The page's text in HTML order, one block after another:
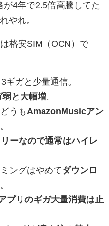
4年で2.5倍高騰してた
やれ。
格安SIM（OCN）で
ギガと少量通信。
弱と大幅増。
うもAmazonMusicアン
。
ーなので通常はハイレ
ングはやめてダウンロ
。
プリのギガ大量消費は止